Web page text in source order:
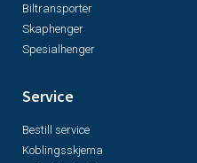
Biltransporter
Skaphenger
Spesialhenger
Service
Bestill service
Koblingsskjema